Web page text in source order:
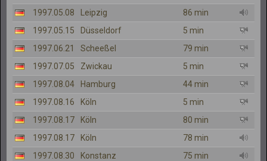
1997.05.08
Leipzig
86 min
1997.05.15
Düsseldorf
5 min
1997.06.21
Scheeßel
79 min
1997.07.05
Zwickau
5 min
1997.08.04
Hamburg
44 min
1997.08.16
Köln
5 min
1997.08.17
Köln
80 min
1997.08.17
Köln
78 min
1997.08.30
Konstanz
75 min